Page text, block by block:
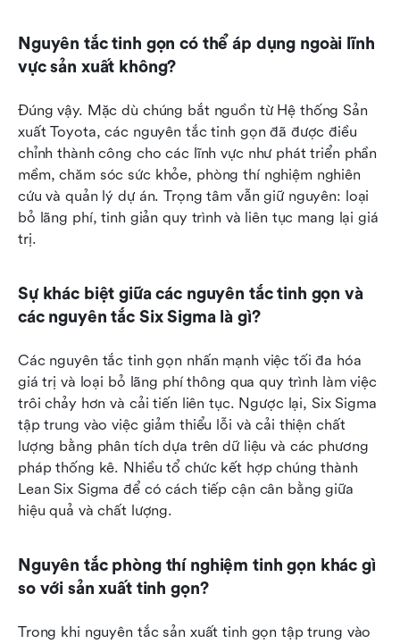
Nguyên tắc tinh gọn có thể áp dụng ngoài lĩnh
vực sản xuất không?
Đúng vậy. Mặc dù chúng bắt nguồn từ Hệ thống Sản
xuất Toyota, các nguyên tắc tinh gọn đã được điều
chỉnh thành công cho các lĩnh vực như phát triển phần
mềm, chăm sóc sức khỏe, phòng thí nghiệm nghiên
cứu và quản lý dự án. Trọng tâm vẫn giữ nguyên: loại
bỏ lãng phí, tinh giản quy trình và liên tục mang lại giá
trị.
Sự khác biệt giữa các nguyên tắc tinh gọn và
các nguyên tắc Six Sigma là gì?
Các nguyên tắc tinh gọn nhấn mạnh việc tối đa hóa
giá trị và loại bỏ lãng phí thông qua quy trình làm việc
trôi chảy hơn và cải tiến liên tục. Ngược lại, Six Sigma
tập trung vào việc giảm thiểu lỗi và cải thiện chất
lượng bằng phân tích dựa trên dữ liệu và các phương
pháp thống kê. Nhiều tổ chức kết hợp chúng thành
Lean Six Sigma để có cách tiếp cận cân bằng giữa
hiệu quả và chất lượng.
Nguyên tắc phòng thí nghiệm tinh gọn khác gì
so với sản xuất tinh gọn?
Trong khi nguyên tắc sản xuất tinh gọn tập trung vào